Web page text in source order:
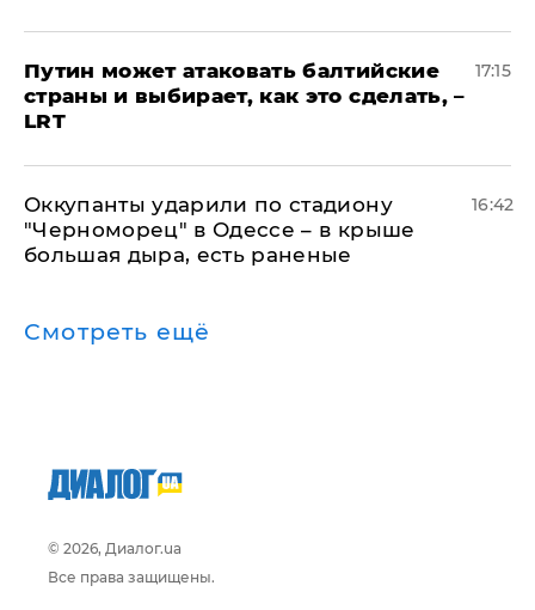
Путин может атаковать балтийские
страны и выбирает, как это сделать, –
LRT
17:15
Оккупанты ударили по стадиону
"Черноморец" в Одессе – в крыше
большая дыра, есть раненые
16:42
Смотреть ещё
© 2026, Диалог.ua
Все права защищены.